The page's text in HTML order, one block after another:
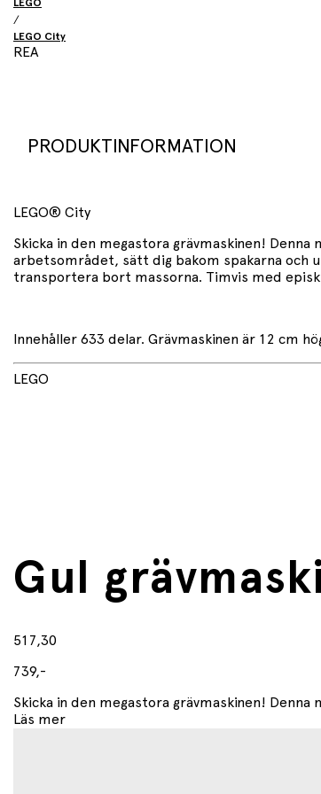
LEGO
/
LEGO City
REA
PRODUKTINFORMATION
LEGO® City
Skicka in den megastora grävmaskinen!
arbetsområdet, sätt dig bakom spakarna och
transportera bort massorna. Timvis med
Innehåller 633 delar. Grävmaskinen är 12 cm
LEGO
Gul
517,30
739,-
Skicka in den megastora grävmaskinen!
Läs mer